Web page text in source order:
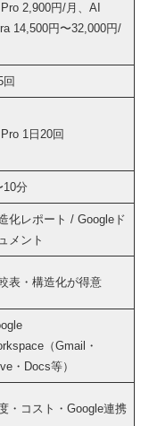
2,900円/月、AI
14,500円〜32,000円/
回
1日20回
10分
化レポート / Googleド
メント
表・構造化が得意
（Gmail・
・Docs等）
・コスト・Google連携